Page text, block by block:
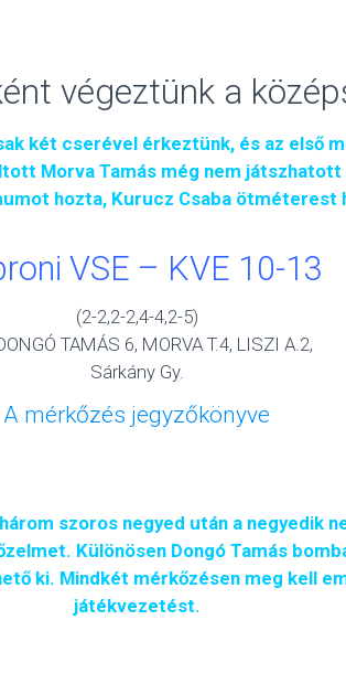
végeztünk a
két cserével érkeztünk, és az első
Morva Tamás még nem játszhatott
hozta, Kurucz Csaba ötméterest
VSE – KVE 10-13
(2-2,2-2,4-4,2-5)
TAMÁS 6, MORVA T.4, LISZI A.2,
Sárkány Gy.
A mérkőzés jegyzőkönyve
szoros negyed után a negyedik
Különösen Dongó Tamás
ki. Mindkét mérkőzésen meg kell
játékvezetést.